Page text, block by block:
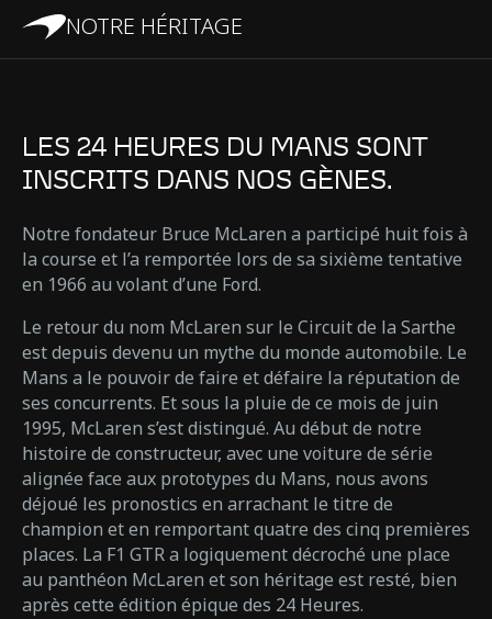
NOTRE HÉRITAGE
LES 24 HEURES DU MANS SONT
INSCRITS DANS NOS GÈNES.
Notre fondateur Bruce McLaren a participé huit fois à
la course et l’a remportée lors de sa sixième tentative
en 1966 au volant d’une Ford.
Le retour du nom McLaren sur le Circuit de la Sarthe
est depuis devenu un mythe du monde automobile. Le
Mans a le pouvoir de faire et défaire la réputation de
ses concurrents. Et sous la pluie de ce mois de juin
1995, McLaren s’est distingué. Au début de notre
histoire de constructeur, avec une voiture de série
alignée face aux prototypes du Mans, nous avons
déjoué les pronostics en arrachant le titre de
champion et en remportant quatre des cinq premières
places. La F1 GTR a logiquement décroché une place
au panthéon McLaren et son héritage est resté, bien
après cette édition épique des 24 Heures.